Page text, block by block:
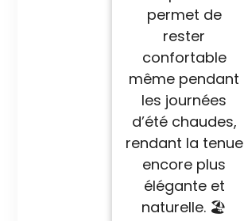
permet de
rester
confortable
même pendant
les journées
d’été chaudes,
rendant la tenue
encore plus
élégante et
naturelle. 🏖